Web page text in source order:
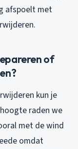
afspoelt met
of
kun je
raden we
met de wind
omdat